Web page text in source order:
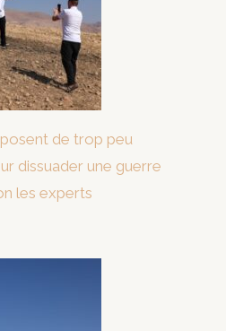
de trop peu
dissuader une guerre
les experts